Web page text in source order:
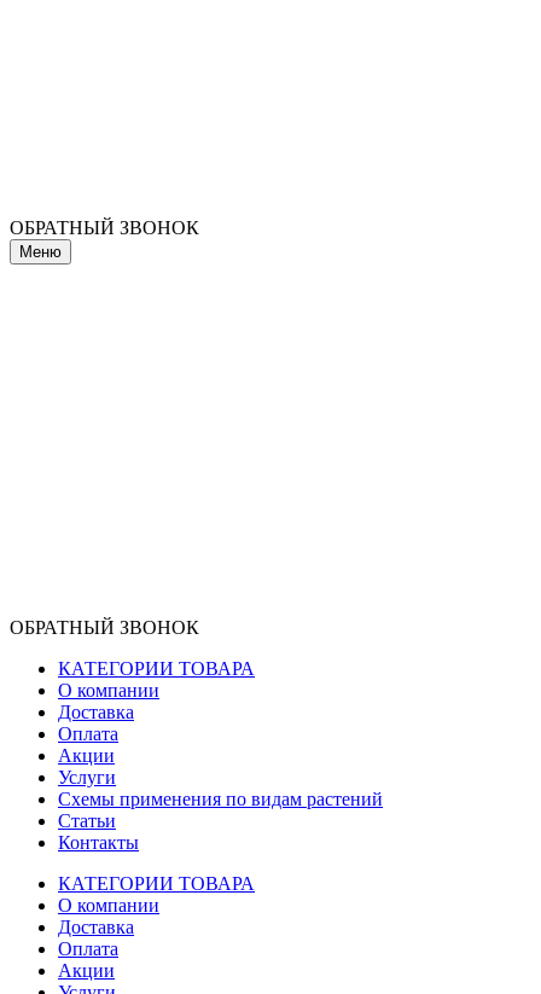
ОБРАТНЫЙ ЗВОНОК
Меню
ОБРАТНЫЙ ЗВОНОК
КАТЕГОРИИ ТОВАРА
О компании
Доставка
Оплата
Акции
Услуги
Схемы применения по видам растений
Статьи
Контакты
КАТЕГОРИИ ТОВАРА
О компании
Доставка
Оплата
Акции